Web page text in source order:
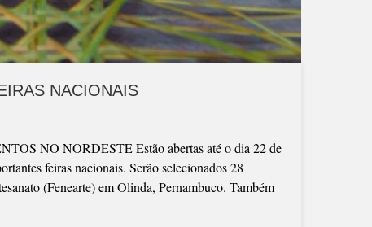
NACIONAIS
NO NORDESTE Estão abertas até o dia 22 de
feiras nacionais. Serão selecionados 28
(Fenearte) em Olinda, Pernambuco. Também